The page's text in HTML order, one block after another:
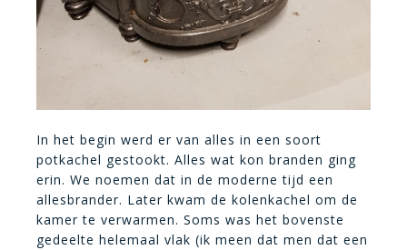
In het begin werd er van alles in een soort
potkachel gestookt. Alles wat kon branden ging
erin. We noemen dat in de moderne tijd een
allesbrander. Later kwam de kolenkachel om de
kamer te verwarmen. Soms was het bovenste
gedeelte helemaal vlak (ik meen dat men dat een